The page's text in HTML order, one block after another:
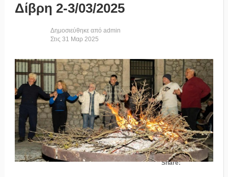
Δίβρη 2-3/03/2025
Δημοσιεύθηκε από admin
Στις 31 Μαρ 2025
Share: